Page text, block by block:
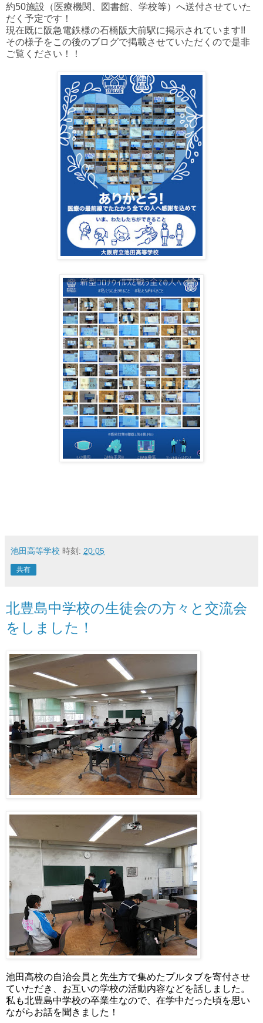
約50施設（医療機関、図書館、学校等）へ送付させていた
だく予定です！
現在既に阪急電鉄様の石橋阪大前駅に掲示されています!!
その様子をこの後のブログで掲載させていただくので是非
ご覧ください！！
池田高等学校 時刻: 20:05
共有
北豊島中学校の生徒会の方々と交流会
をしました！
池田高校の自治会員と先生方で集めたプルタブを寄付させ
ていただき、お互いの学校の活動内容などを話しました。
私も北豊島中学校の卒業生なので、在学中だった頃を思い
ながらお話を聞きました！